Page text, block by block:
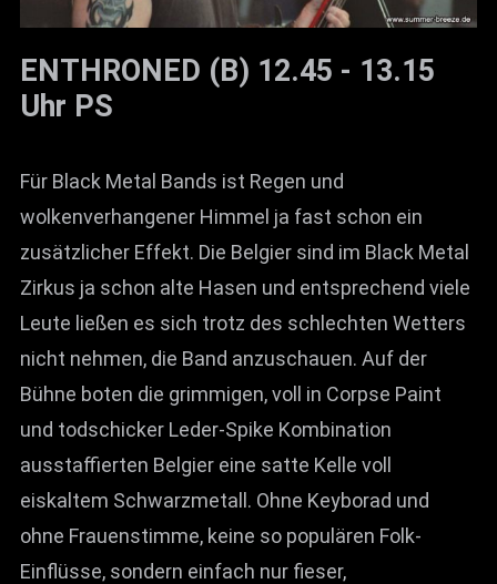
ENTHRONED (B) 12.45 - 13.15
Uhr PS
Für Black Metal Bands ist Regen und
wolkenverhangener Himmel ja fast schon ein
zusätzlicher Effekt. Die Belgier sind im Black Metal
Zirkus ja schon alte Hasen und entsprechend viele
Leute ließen es sich trotz des schlechten Wetters
nicht nehmen, die Band anzuschauen. Auf der
Bühne boten die grimmigen, voll in Corpse Paint
und todschicker Leder-Spike Kombination
ausstaffierten Belgier eine satte Kelle voll
eiskaltem Schwarzmetall. Ohne Keyborad und
ohne Frauenstimme, keine so populären Folk-
Einflüsse, sondern einfach nur fieser,